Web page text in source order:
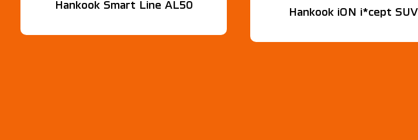
Hankook Smart Line AL50
Hankook iON i*cept SUV